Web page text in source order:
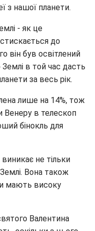
з нашої планети.
- як це
до
він був освітлений
в той час дасть
за весь рік.
лише на 14%, тож
Венеру в телескоп
бінокль для
не тільки
Вона також
мають високу
Валентина